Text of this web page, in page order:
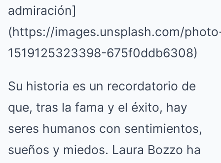
admiración]
(https://images.unsplash.com/
1519125323398-675f0ddb6308)
Su historia es un recordatorio de
que, tras la fama y el éxito, hay
seres humanos con sentimientos,
sueños y miedos. Laura Bozzo ha